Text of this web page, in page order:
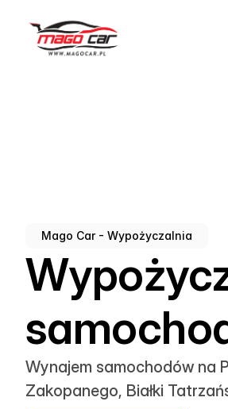
Mago Car - Wypożyczalnia
Wynajem samochodów na
Zakopanego, Białki